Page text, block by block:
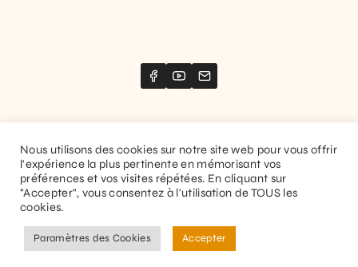
Website created byStimize
© 2026 Guitaranthem. All rights reserved.
Privacy Policy Terms and Conditions
Nous utilisons des cookies sur notre site web pour vous offrir
l'expérience la plus pertinente en mémorisant vos
préférences et vos visites répétées. En cliquant sur
"Accepter", vous consentez à l'utilisation de TOUS les
cookies.
Paramètres des Cookies Accepter